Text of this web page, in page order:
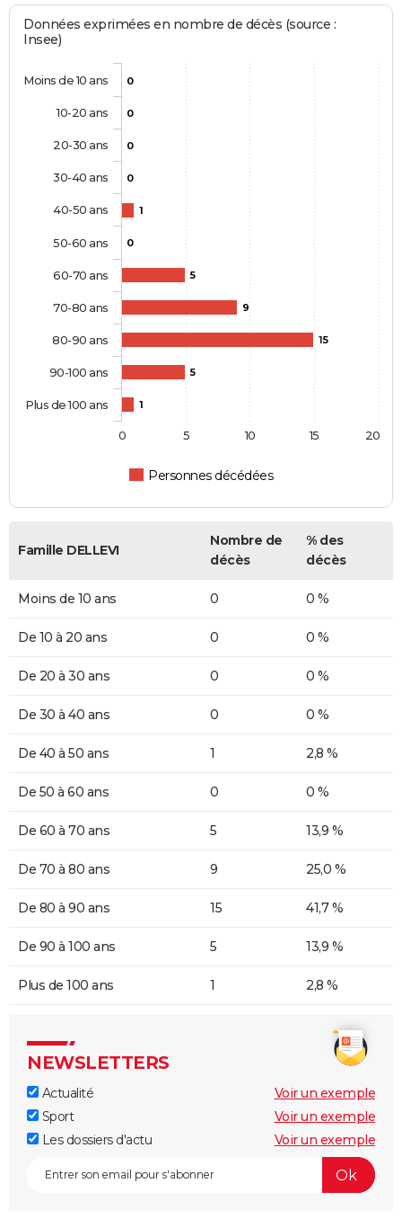
Données exprimées en nombre de décès (source :
Insee)
0
0
0
0
1
0
5
9
15
5
1
Personnes décédées
Moins de 10 ans
10-20 ans
20-30 ans
30-40 ans
40-50 ans
50-60 ans
60-70 ans
70-80 ans
80-90 ans
90-100 ans
Plus de 100 ans
0 5 10 15 20
Famille DELLEVI
Nombre de
décès
% des
décès
Moins de 10 ans 0 0 %
De 10 à 20 ans 0 0 %
De 20 à 30 ans 0 0 %
De 30 à 40 ans 0 0 %
De 40 à 50 ans 1 2,8 %
De 50 à 60 ans 0 0 %
De 60 à 70 ans 5 13,9 %
De 70 à 80 ans 9 25,0 %
De 80 à 90 ans 15 41,7 %
De 90 à 100 ans 5 13,9 %
Plus de 100 ans 1 2,8 %
NEWSLETTERS
Actualité
Voir un exemple
Sport
Voir un exemple
Les dossiers d'actu
Voir un exemple